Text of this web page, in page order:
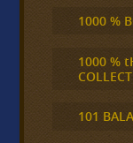
1000 %
1000 %
101